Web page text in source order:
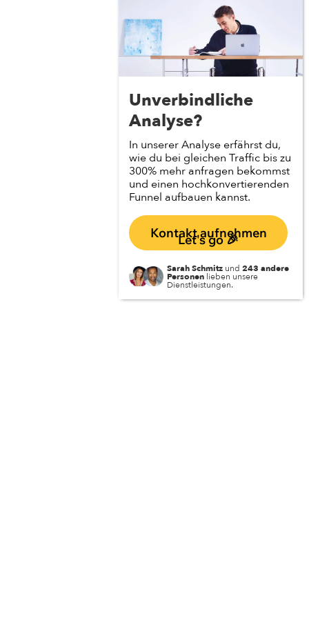
Unverbindliche
Analyse?
In unserer Analyse erfährst du,
wie du bei gleichen Traffic bis zu
300% mehr anfragen bekommst
und einen hochkonvertierenden
Funnel aufbauen kannst.
Kontakt aufnehmen
Let's go 🎉
Sarah Schmitz und 243 andere
Personen lieben unsere
Dienstleistungen.